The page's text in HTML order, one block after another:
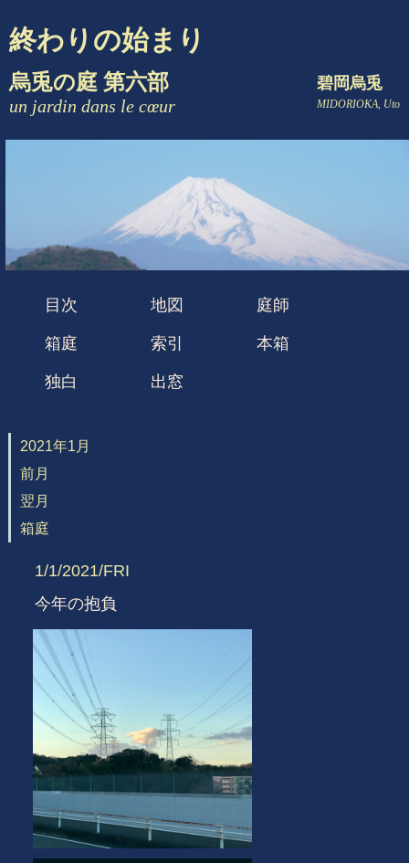
終わりの始まり
烏兎の庭 第六部
un jardin dans le cœur
碧岡烏兎
MIDORIOKA, Uto
目次 地図 庭師
箱庭 索引 本箱
独白 出窓
2021年1月
前月
翌月
箱庭
1/1/2021/FRI
今年の抱負